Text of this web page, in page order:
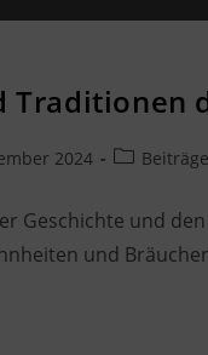
Traditionen
2024
Geschichte und
und